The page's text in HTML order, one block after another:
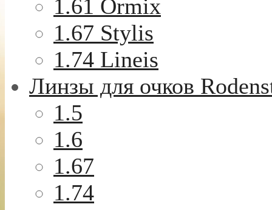
1.61 Ormix
1.67 Stylis
1.74 Lineis
Линзы для очков
1.5
1.6
1.67
1.74